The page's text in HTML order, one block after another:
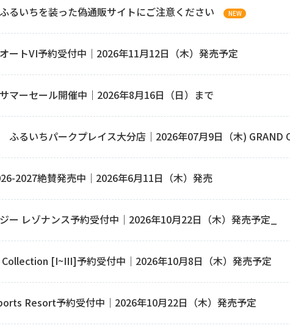
るいちを装った偽通販サイトにご注意ください NEW
ートVI予約受付中｜2026年11月12日（木）発売予定
マーセール開催中｜2026年8月16日（日）まで
ふるいちパークプレイス大分店｜2026年07月9日（木) GRAND
2027絶賛発売中｜2026年6月11日（木）発売
ー レゾナンス予約受付中｜2026年10月22日（木）発売予定_
Collection [I~III]予約受付中｜2026年10月8日（木）発売予定
Resort予約受付中｜2026年10月22日（木）発売予定